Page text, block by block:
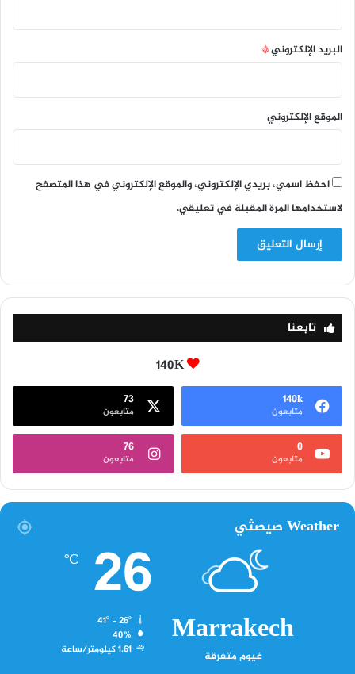
البريد الإلكتروني*
الموقع الإلكتروني
احفظ اسمي، بريدي الإلكتروني، والموقع الإلكتروني في هذا المتصفح
لاستخدامها المرة المقبلة في تعليقي.
تابعنا
140K
140k
متابعون
73
متابعون
0
متابعون
76
متابعون
Weather صيصثي
Marrakech
غيوم متفرقة
26
℃
40%
1.61 كيلومتر/ساعة